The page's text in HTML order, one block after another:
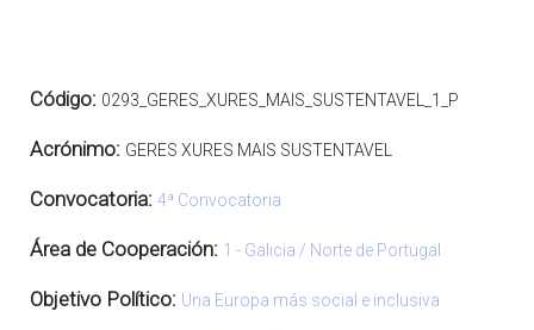
Código: 0293_GERES_XURES_MAIS_SUSTENTAVEL_1_P
Acrónimo: GERES XURES MAIS SUSTENTAVEL
Convocatoria: 4ª Convocatoria
Área de Cooperación: 1 - Galicia / Norte de Portugal
Objetivo Político: Una Europa más social e inclusiva